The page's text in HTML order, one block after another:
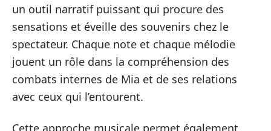
un outil narratif puissant qui procure des
sensations et éveille des souvenirs chez le
spectateur. Chaque note et chaque mélodie
jouent un rôle dans la compréhension des
combats internes de Mia et de ses relations
avec ceux qui l’entourent.
Cette approche musicale permet également